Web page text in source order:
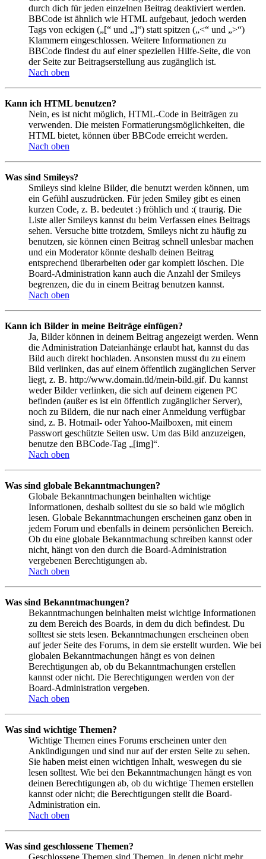
durch dich für jeden einzelnen Beitrag deaktiviert werden.
BBCode ist ähnlich wie HTML aufgebaut, jedoch werden
Tags von eckigen („[“ und „]“) statt spitzen („<“ und „>“)
Klammern eingeschlossen. Weitere Informationen zu
BBCode findest du auf einer speziellen Hilfe-Seite, die von
der Seite zur Beitragserstellung aus zugänglich ist.
Nach oben
Kann ich HTML benutzen?
Nein, es ist nicht möglich, HTML-Code in Beiträgen zu
verwenden. Die meisten Formatierungsmöglichkeiten, die
HTML bietet, können über BBCode erreicht werden.
Nach oben
Was sind Smileys?
Smileys sind kleine Bilder, die benutzt werden können, um
ein Gefühl auszudrücken. Für jeden Smiley gibt es einen
kurzen Code, z. B. bedeutet :) fröhlich und :( traurig. Die
Liste aller Smileys kannst du beim Verfassen eines Beitrags
sehen. Versuche bitte trotzdem, Smileys nicht zu häufig zu
benutzen, sie können einen Beitrag schnell unlesbar machen
und ein Moderator könnte deshalb deinen Beitrag
entsprechend überarbeiten oder gar komplett löschen. Die
Board-Administration kann auch die Anzahl der Smileys
begrenzen, die du in einem Beitrag benutzen kannst.
Nach oben
Kann ich Bilder in meine Beiträge einfügen?
Ja, Bilder können in deinem Beitrag angezeigt werden. Wenn
die Administration Dateianhänge erlaubt hat, kannst du das
Bild auch direkt hochladen. Ansonsten musst du zu einem
Bild verlinken, das auf einem öffentlich zugänglichen Server
liegt, z. B. http://www.domain.tld/mein-bild.gif. Du kannst
weder Bilder verlinken, die sich auf deinem eigenen PC
befinden (außer es ist ein öffentlich zugänglicher Server),
noch zu Bildern, die nur nach einer Anmeldung verfügbar
sind, z. B. Hotmail- oder Yahoo-Mailboxen, mit einem
Passwort geschützte Seiten usw. Um das Bild anzuzeigen,
benutze den BBCode-Tag „[img]“.
Nach oben
Was sind globale Bekanntmachungen?
Globale Bekanntmachungen beinhalten wichtige
Informationen, deshalb solltest du sie so bald wie möglich
lesen. Globale Bekanntmachungen erscheinen ganz oben in
jedem Forum und ebenfalls in deinem persönlichen Bereich.
Ob du eine globale Bekanntmachung schreiben kannst oder
nicht, hängt von den durch die Board-Administration
vergebenen Berechtigungen ab.
Nach oben
Was sind Bekanntmachungen?
Bekanntmachungen beinhalten meist wichtige Informationen
zu dem Bereich des Boards, in dem du dich befindest. Du
solltest sie stets lesen. Bekanntmachungen erscheinen oben
auf jeder Seite des Forums, in dem sie erstellt wurden. Wie bei
globalen Bekanntmachungen hängt es von deinen
Berechtigungen ab, ob du Bekanntmachungen erstellen
kannst oder nicht. Die Berechtigungen werden von der
Board-Administration vergeben.
Nach oben
Was sind wichtige Themen?
Wichtige Themen eines Forums erscheinen unter den
Ankündigungen und sind nur auf der ersten Seite zu sehen.
Sie haben meist einen wichtigen Inhalt, weswegen du sie
lesen solltest. Wie bei den Bekanntmachungen hängt es von
deinen Berechtigungen ab, ob du wichtige Themen erstellen
kannst oder nicht; die Berechtigungen stellt die Board-
Administration ein.
Nach oben
Was sind geschlossene Themen?
Geschlossene Themen sind Themen, in denen nicht mehr